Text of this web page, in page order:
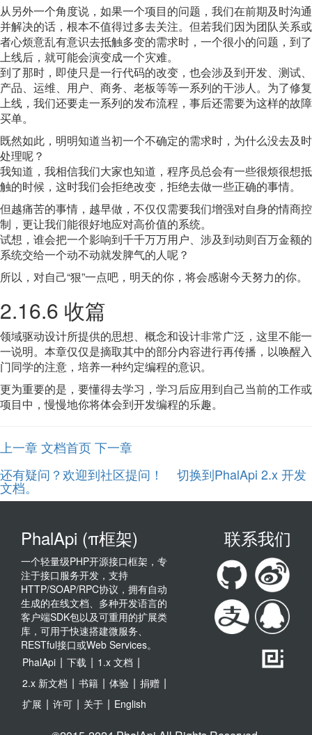
从另外一个角度说，如果一个项目的问题，我们在前期及时沟通
并解决的话，根本不值得过多去关注。但若我们因为团队关系或
者心烦意乱有意识去抵触多变的需求时，一个很小的问题，到了
上线后，就可能会演变成一个灾难。
到了那时，即使只是一行代码的改变，也会涉及到开发、测试、
产品、运维、用户、商务、老板等等一系列的干涉人。为了修复
上线，我们还要走一系列的发布流程，事后还需要为这样的故障
买单。
既然如此，明明知道当初一个不确定的需求时，为什么没去及时
处理呢？
我知道，我相信我们大家也知道，程序员总会有一些很烦很想抵
触的时候，这时我们会拒绝改变，拒绝去做一些正确的事情。
但越痛苦的事情，越早做，不仅仅需要我们增强对自身的情商控
制，更让我们能很好地应对高价值的系统。
试想，谁会把一个影响到千千万万用户、涉及到动则百万金额的
系统交给一个动不动就发脾气的人呢？
所以，对自己“狠”一点吧，明天的你，将会感谢今天努力的你。
2.16.6 收篇
领域驱动设计所提供的思想、概念和设计非常广泛，这里不能一
一说明。本章仅仅是摘取其中的部分内容进行再传播，以唤醒入
门同学的注意，培养一种约定编程的意识。
更为重要的是，要懂得去学习，学习后应用到自己当前的工作或
项目中，慢慢地你将体会到开发编程的乐趣。
上一章文档首页下一章
还有疑问？欢迎到社区提问！
切换到PhalApi 2.x 开发
文档。
PhalApi (π框架)
一个轻量级PHP开源接口框架，专
注于接口服务开发，支持
HTTP/SOAP/RPC协议，拥有自动
生成的在线文档、多种开发语言的
客户端SDK包以及可重用的扩展类
库，可用于快速搭建微服务、
RESTful接口或Web Services。
PhalApi | 下载 | 1.x 文档 |
2.x 新文档 | 书籍 | 体验 | 捐赠 |
扩展 | 许可 | 关于 | English
联系我们